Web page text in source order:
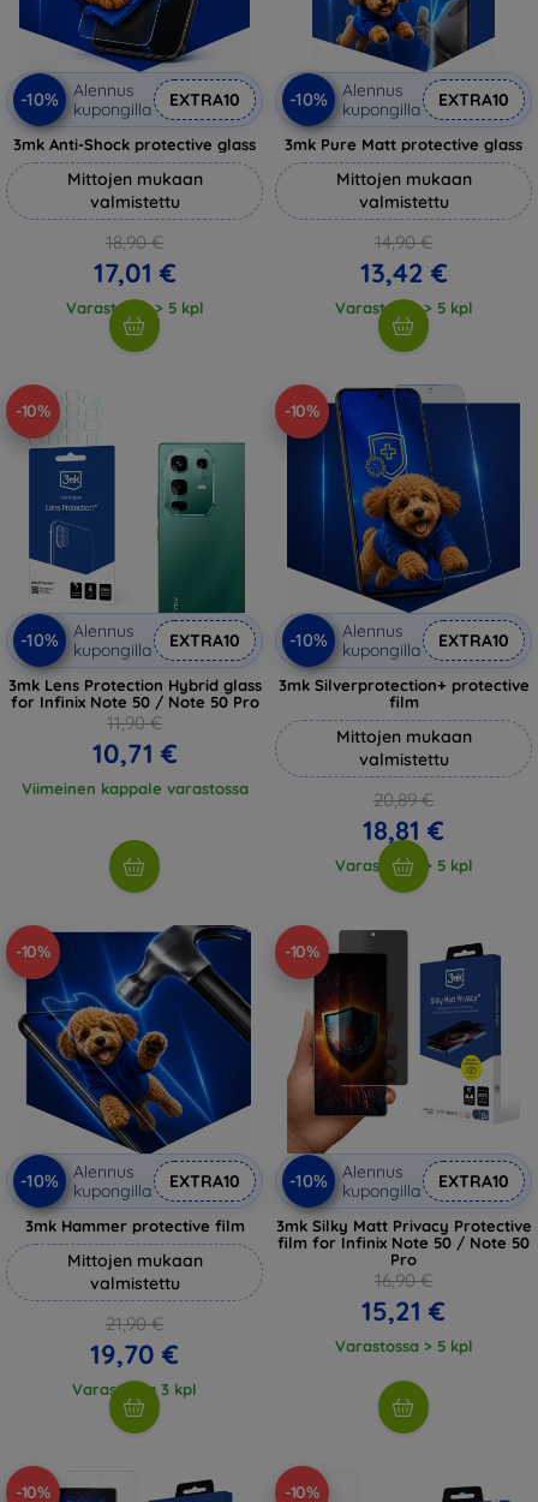
-10%
Alennus
kupongilla
EXTRA10
3mk Anti-Shock protective glass
Mittojen mukaan
valmistettu
18,90 €
17,01 €
Varastossa > 5 kpl
-10%
Alennus
kupongilla
EXTRA10
3mk Pure Matt protective glass
Mittojen mukaan
valmistettu
14,90 €
13,42 €
Varastossa > 5 kpl
-10%
-10%
Alennus
kupongilla
EXTRA10
3mk Lens Protection Hybrid glass
for Infinix Note 50 / Note 50 Pro
11,90 €
10,71 €
Viimeinen kappale varastossa
-10%
-10%
Alennus
kupongilla
EXTRA10
3mk Silverprotection+ protective
film
Mittojen mukaan
valmistettu
20,89 €
18,81 €
Varastossa > 5 kpl
-10%
-10%
Alennus
kupongilla
EXTRA10
3mk Hammer protective film
Mittojen mukaan
valmistettu
21,90 €
19,70 €
Varastossa 3 kpl
-10%
-10%
Alennus
kupongilla
EXTRA10
3mk Silky Matt Privacy Protective
film for Infinix Note 50 / Note 50
Pro
16,90 €
15,21 €
Varastossa > 5 kpl
-10% -10%